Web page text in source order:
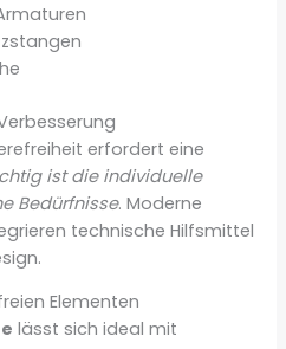
erfordert eine
ist die individuelle
Bedürfnisse. Moderne
technische Hilfsmittel
Elementen
lässt sich ideal mit